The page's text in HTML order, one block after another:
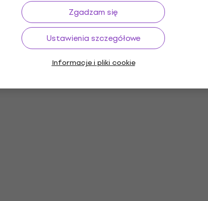
Zgadzam się
Ustawienia szczegółowe
Informacje i pliki cookie